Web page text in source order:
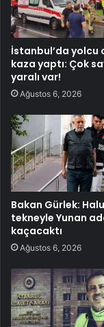
İstanbul’da yolcu
kaza yaptı: Çok
yaralı var!
Ağustos 6, 2026
Bakan Gürlek:
tekneyle Yunan
kaçacaktı
Ağustos 6, 2026